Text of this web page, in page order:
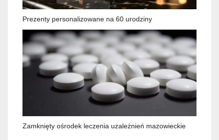
Prezenty personalizowane na 60 urodziny
Zamknięty ośrodek leczenia uzależnień mazowieckie